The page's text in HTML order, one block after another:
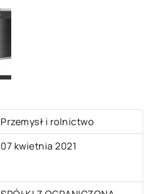
Przemysł i rolnictwo
07 kwietnia 2021